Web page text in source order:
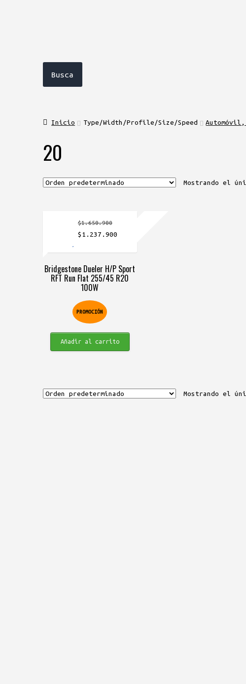
Inicio Type/Width/Profile/Size/Speed Automóvil,
20
Mostrando el
Bridgestone Dueler H/P Sport
RFT Run Flat 255/45 R20
100W
PROMOCIÓN
$1.650.900
El
precio
era:
$1.650.900.
$1.237.900El
es:
$1.237.900.
Añadir al carrito
Mostrando el